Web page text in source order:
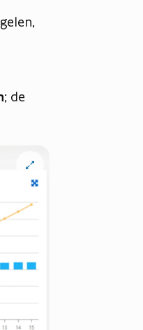
; de
vergrote
weergave